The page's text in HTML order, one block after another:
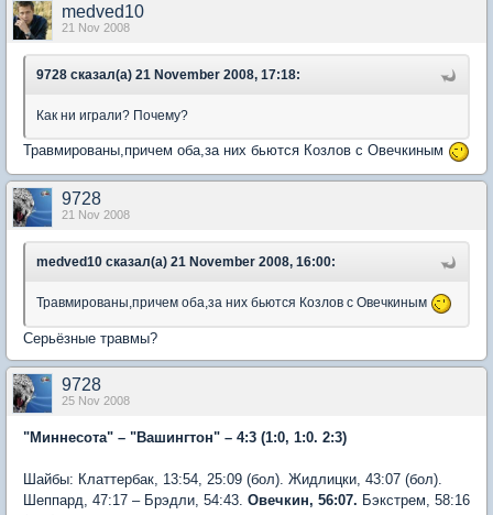
medved10
21 Nov 2008
9728 сказал(а) 21 November 2008, 17:18:
Как ни играли? Почему?
Травмированы,причем оба,за них бьются Козлов с Овечкиным
9728
21 Nov 2008
medved10 сказал(а) 21 November 2008, 16:00:
Травмированы,причем оба,за них бьются Козлов с Овечкиным
Серьёзные травмы?
9728
25 Nov 2008
"Миннесота" – "Вашингтон" – 4:3 (1:0, 1:0. 2:3)
Шайбы: Клаттербак, 13:54, 25:09 (бол). Жидлицки, 43:07 (бол).
Шеппард, 47:17 – Брэдли, 54:43. Овечкин, 56:07. Бэкстрем, 58:16